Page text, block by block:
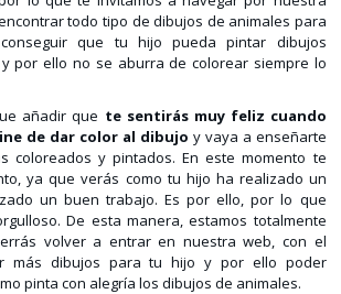
todo tipo de dibujos de animales para
que tu hijo pueda pintar dibujos
por ello no se aburra de colorear siempre lo
añadir que te sentirás muy feliz cuando
de dar color al dibujo y vaya a enseñarte
coloreados y pintados. En este momento te
ya que verás como tu hijo ha realizado un
un buen trabajo. Es por ello, por lo que
De esta manera, estamos totalmente
volver a entrar en nuestra web, con el
más dibujos para tu hijo y por ello poder
pinta con alegría los dibujos de animales.